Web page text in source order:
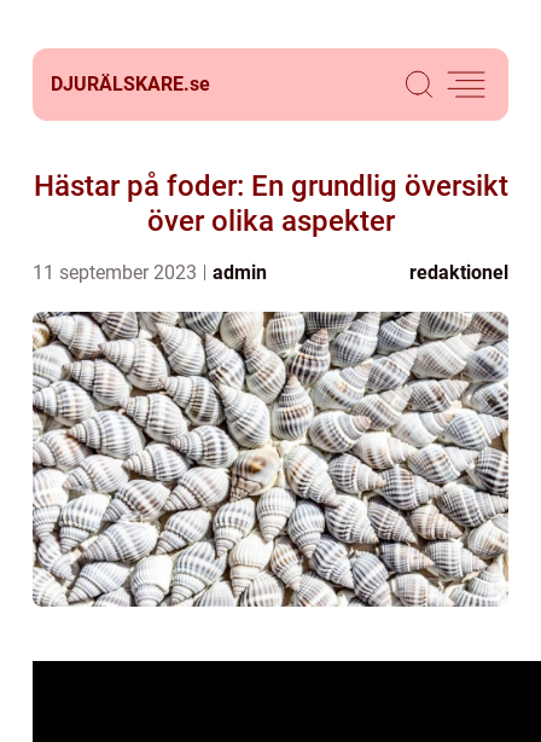
DJURÄLSKARE.se
Hästar på foder: En grundlig översikt
över olika aspekter
11 september 2023 admin redaktionel